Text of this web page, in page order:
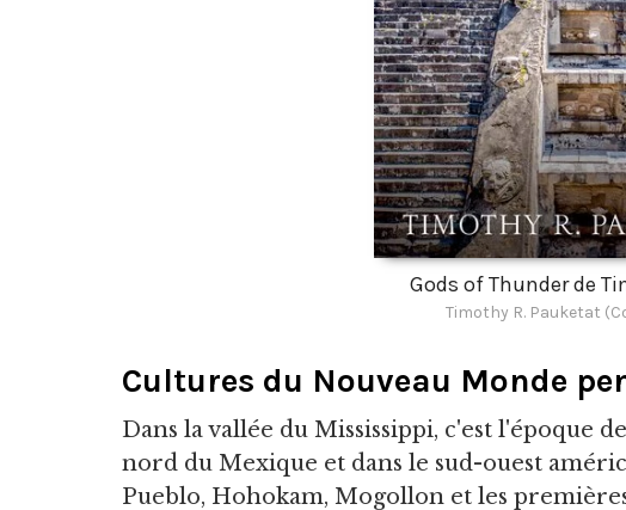
Gods of Thunder de
Timothy R. Pauketat
Cultures du Nouveau Monde
Dans la vallée du Mississippi, c'est l'époque
nord du Mexique et dans le sud-ouest
Pueblo, Hohokam, Mogollon et les